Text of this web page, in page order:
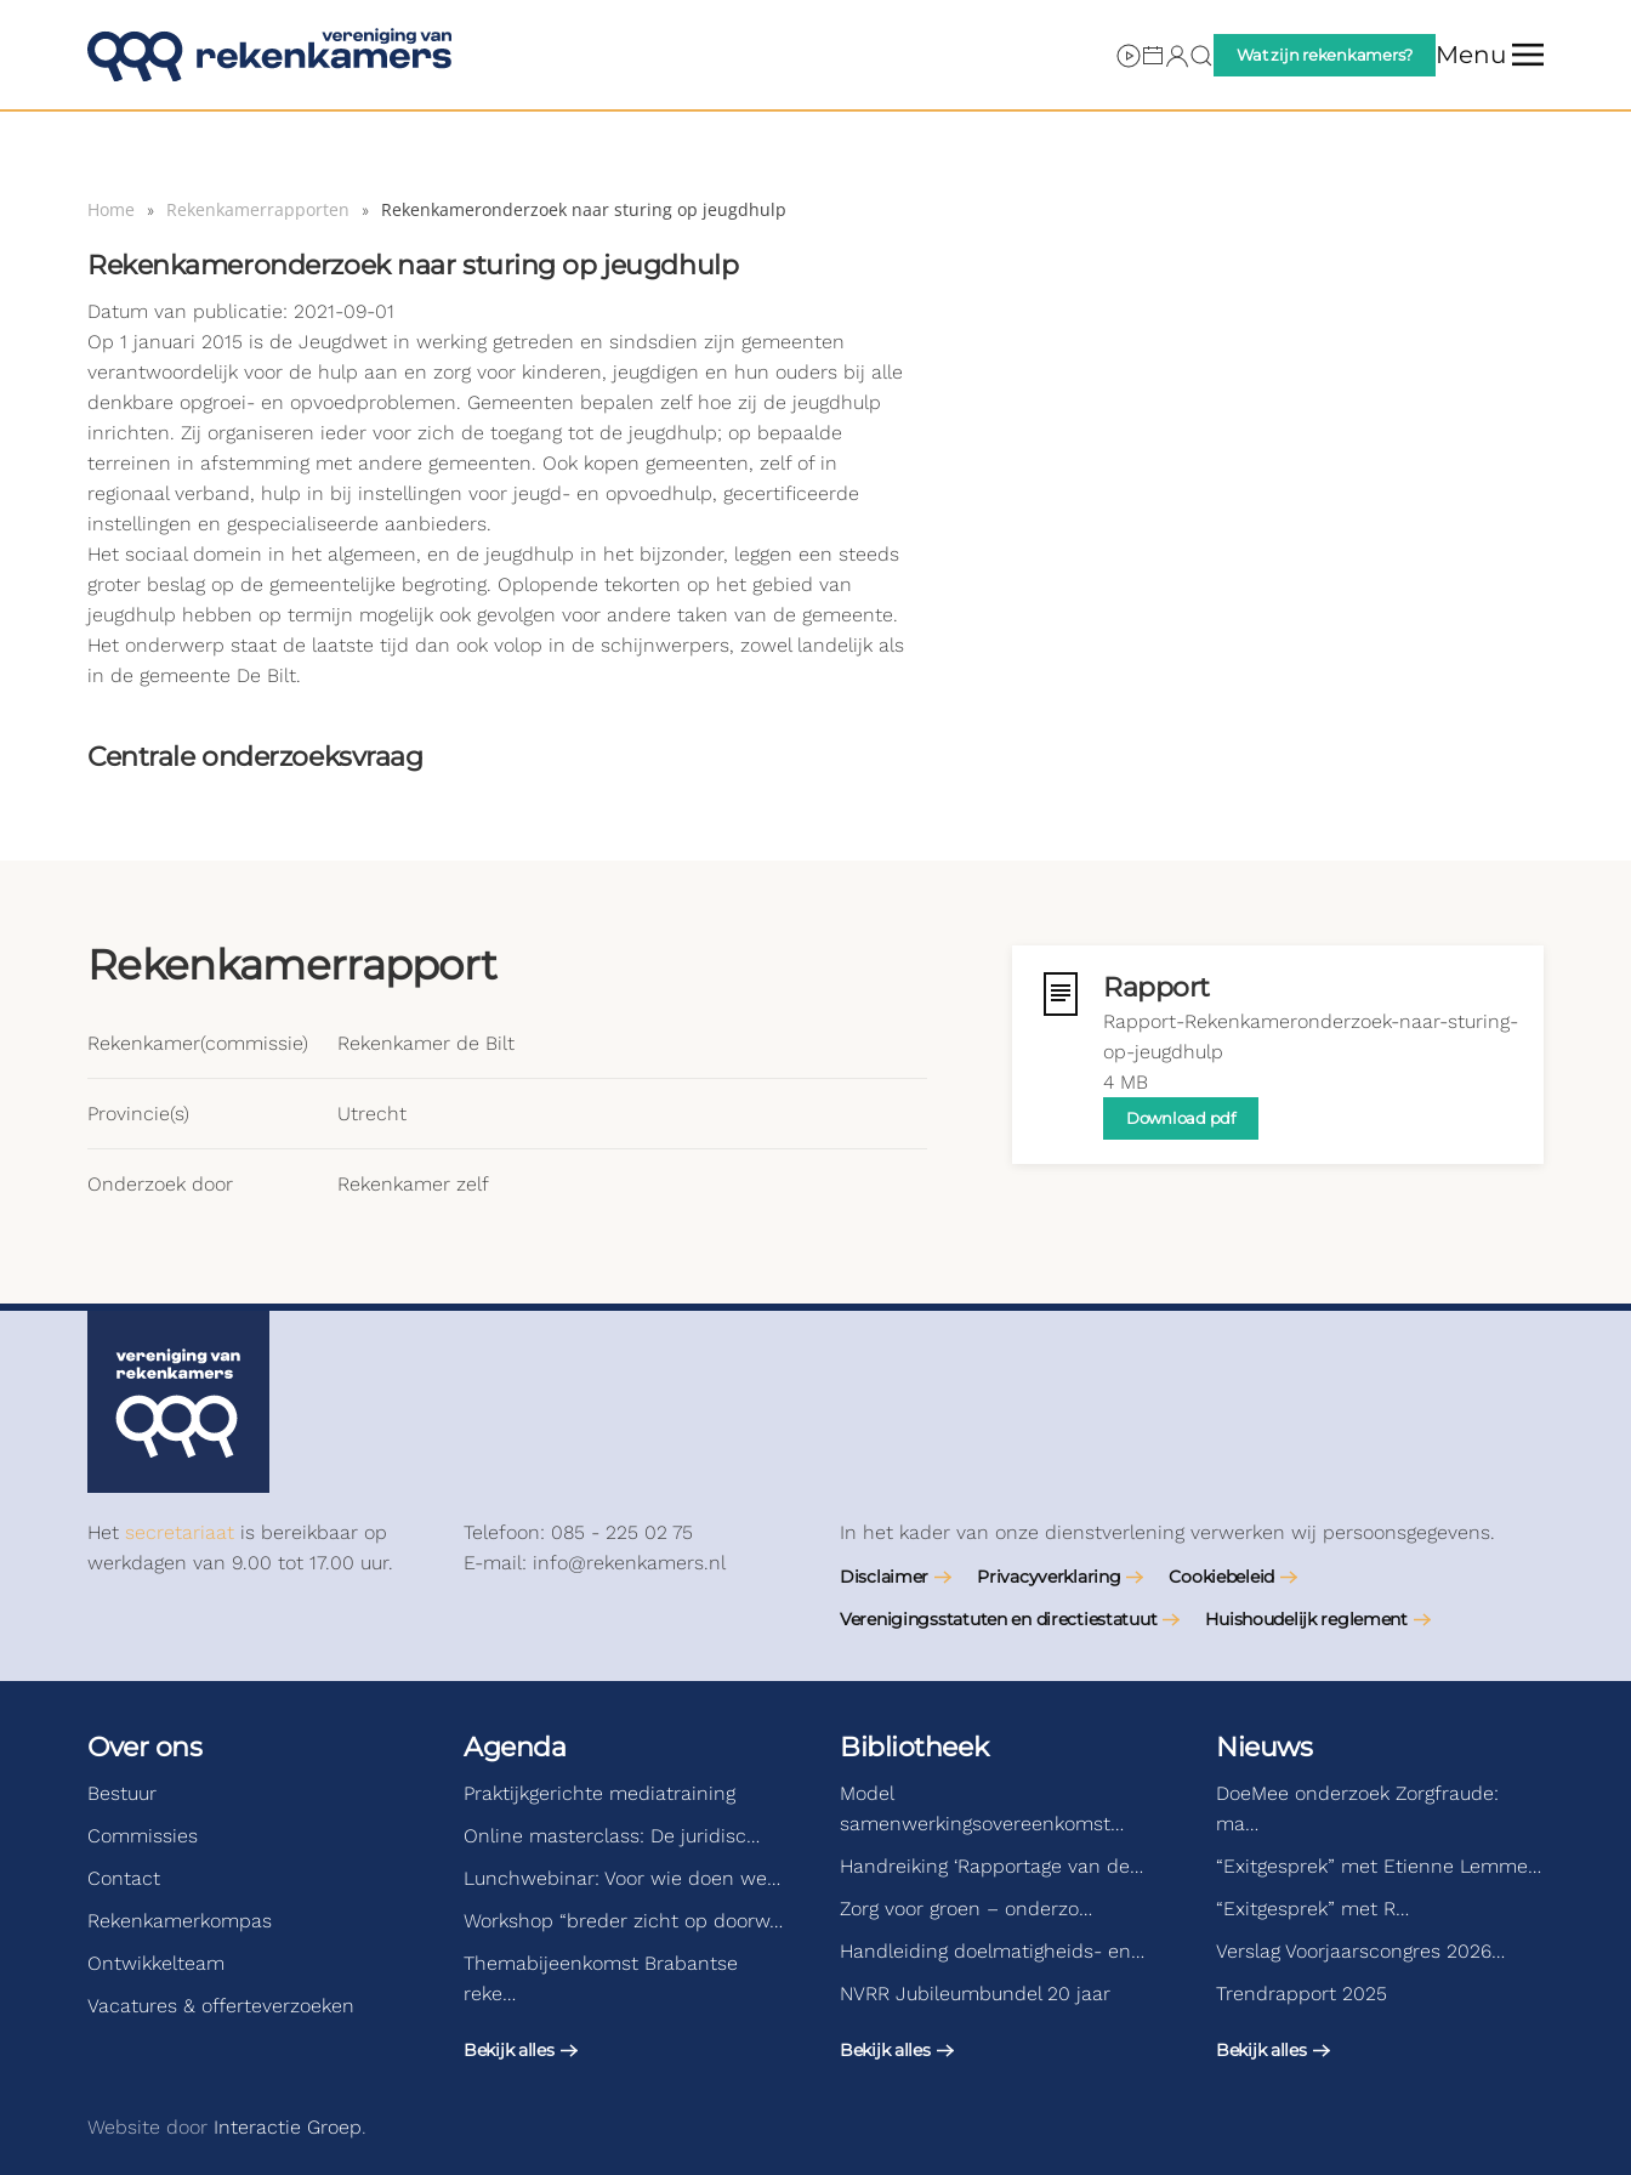
Overslaan en naar de inhoud gaan
Wat zijn rekenkamers? Menu
Home Rekenkamerrapporten Rekenkameronderzoek naar sturing op jeugdhulp
Rekenkameronderzoek naar sturing op jeugdhulp
Datum van publicatie: 2021-09-01
Op 1 januari 2015 is de Jeugdwet in werking getreden en sindsdien zijn gemeenten
verantwoordelijk voor de hulp aan en zorg voor kinderen, jeugdigen en hun ouders bij alle
denkbare opgroei- en opvoedproblemen. Gemeenten bepalen zelf hoe zij de jeugdhulp
inrichten. Zij organiseren ieder voor zich de toegang tot de jeugdhulp; op bepaalde
terreinen in afstemming met andere gemeenten. Ook kopen gemeenten, zelf of in
regionaal verband, hulp in bij instellingen voor jeugd- en opvoedhulp, gecertificeerde
instellingen en gespecialiseerde aanbieders.
Het sociaal domein in het algemeen, en de jeugdhulp in het bijzonder, leggen een steeds
groter beslag op de gemeentelijke begroting. Oplopende tekorten op het gebied van
jeugdhulp hebben op termijn mogelijk ook gevolgen voor andere taken van de gemeente.
Het onderwerp staat de laatste tijd dan ook volop in de schijnwerpers, zowel landelijk als
in de gemeente De Bilt.
Centrale onderzoeksvraag
Rekenkamerrapport
Rekenkamer(commissie) Rekenkamer de Bilt
Provincie(s) Utrecht
Onderzoek door Rekenkamer zelf
Rapport
Rapport-Rekenkameronderzoek-naar-sturing-
op-jeugdhulp
4 MB
Download pdf
Het secretariaat is bereikbaar op
werkdagen van 9.00 tot 17.00 uur.
Telefoon: 085 - 225 02 75
E-mail: info@rekenkamers.nl
In het kader van onze dienstverlening verwerken wij persoonsgegevens.
Disclaimer Privacyverklaring
Cookiebeleid
Verenigingsstatuten en directiestatuut
Huishoudelijk reglement
Over ons
Bestuur
Commissies
Contact
Rekenkamerkompas
Ontwikkelteam
Vacatures & offerteverzoeken
Agenda
Praktijkgerichte mediatraining
Online masterclass: De juridisc…
Lunchwebinar: Voor wie doen we…
Workshop “breder zicht op doorw…
Themabijeenkomst Brabantse
reke…
Bekijk alles
Bibliotheek
Model
samenwerkingsovereenkomst…
Handreiking ‘Rapportage van de…
Zorg voor groen – onderzo…
Handleiding doelmatigheids- en…
NVRR Jubileumbundel 20 jaar
Bekijk alles
Nieuws
DoeMee onderzoek Zorgfraude:
ma…
“Exitgesprek” met Etienne Lemme…
“Exitgesprek” met R…
Verslag Voorjaarscongres 2026…
Trendrapport 2025
Bekijk alles
Website door Interactie Groep.